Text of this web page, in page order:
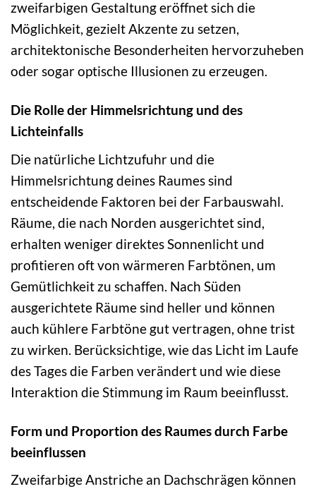
zweifarbigen Gestaltung eröffnet sich die
Möglichkeit, gezielt Akzente zu setzen,
architektonische Besonderheiten hervorzuheben
oder sogar optische Illusionen zu erzeugen.
Die Rolle der Himmelsrichtung und des
Lichteinfalls
Die natürliche Lichtzufuhr und die
Himmelsrichtung deines Raumes sind
entscheidende Faktoren bei der Farbauswahl.
Räume, die nach Norden ausgerichtet sind,
erhalten weniger direktes Sonnenlicht und
profitieren oft von wärmeren Farbtönen, um
Gemütlichkeit zu schaffen. Nach Süden
ausgerichtete Räume sind heller und können
auch kühlere Farbtöne gut vertragen, ohne trist
zu wirken. Berücksichtige, wie das Licht im Laufe
des Tages die Farben verändert und wie diese
Interaktion die Stimmung im Raum beeinflusst.
Form und Proportion des Raumes durch Farbe
beeinflussen
Zweifarbige Anstriche an Dachschrägen können